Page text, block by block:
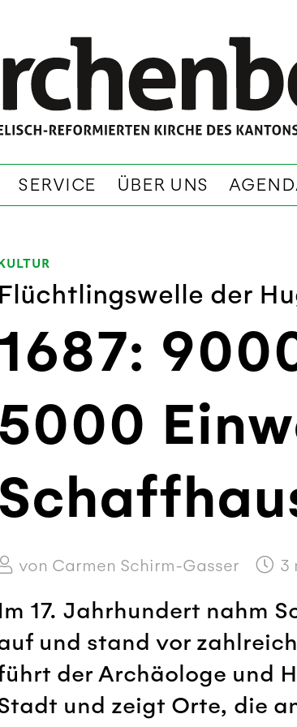
SERVICE ÜBER UNS
Flüchtlingswelle der
1687:
5000
von Carmen Schirm-Gasser 3
Im 17. Jahrhundert nahm
und stand vor
der Archäologe und
und zeigt Orte, die